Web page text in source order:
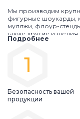
Мы производим
фигурные шоукарды,
муляжи, флоур-
также другие
которые отличаются
расходными
оригинальными
Подробнее
1
Безопасность вашей
продукции